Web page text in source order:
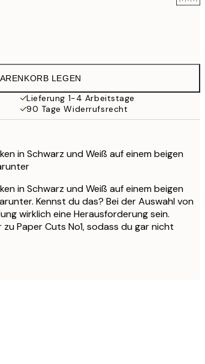
LEGEN
Lieferung 1-4 Arbeitstage
90 Tage Widerrufsrecht
in Schwarz und Weiß auf einem beigen
in Schwarz und Weiß auf einem beigen
Kennst du das? Bei der Auswahl von
wirklich eine Herausforderung sein.
Paper Cuts No1, sodass du gar nicht